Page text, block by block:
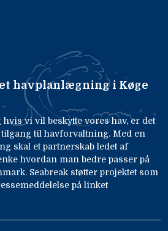
havplanlægning i Køge
hvis vi vil beskytte vores hav, er det
til havforvaltning. Med en
skal et partnerskab ledet af
hvordan man bedre passer på
Seabreak støtter projektet som
på linket